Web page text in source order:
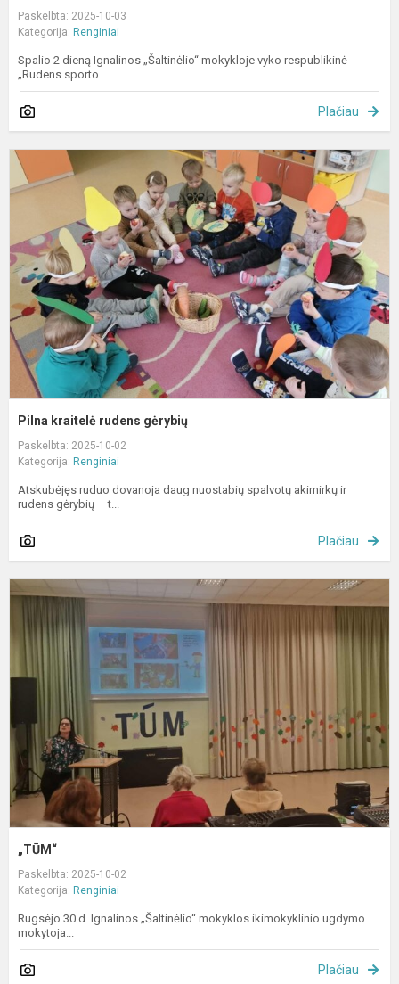
Paskelbta: 2025-10-03
Kategorija: Renginiai
Spalio 2 dieną Ignalinos „Šaltinėlio“ mokykloje vyko respublikinė
„Rudens sporto...
Plačiau
Pilna kraitelė rudens gėrybių
Paskelbta: 2025-10-02
Kategorija: Renginiai
Atskubėjęs ruduo dovanoja daug nuostabių spalvotų akimirkų ir
rudens gėrybių – t...
Plačiau
„TŪM“
Paskelbta: 2025-10-02
Kategorija: Renginiai
Rugsėjo 30 d. Ignalinos „Šaltinėlio“ mokyklos ikimokyklinio ugdymo
mokytoja...
Plačiau